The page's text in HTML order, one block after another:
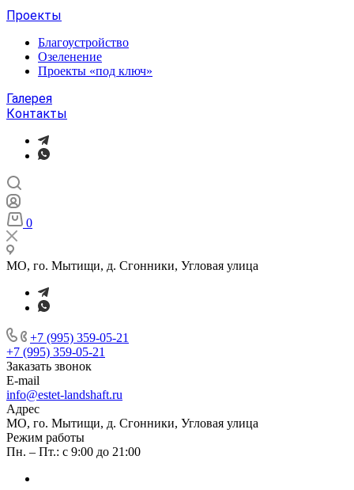
Проекты
Благоустройство
Озеленение
Проекты «под ключ»
Галерея
Контакты
0
МО, го. Мытищи, д. Сгонники, Угловая улица
+7 (995) 359-05-21
+7 (995) 359-05-21
Заказать звонок
E-mail
info@estet-landshaft.ru
Адрес
МО, го. Мытищи, д. Сгонники, Угловая улица
Режим работы
Пн. – Пт.: с 9:00 до 21:00